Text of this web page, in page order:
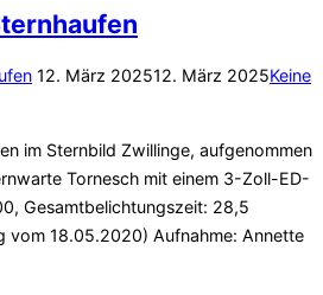
Veröffentlicht
12. März 202512. März 2025Keine
im Sternbild Zwillinge, aufgenommen
Tornesch mit einem 3-Zoll-ED-
Gesamtbelichtungszeit: 28,5
vom 18.05.2020) Aufnahme: Annette